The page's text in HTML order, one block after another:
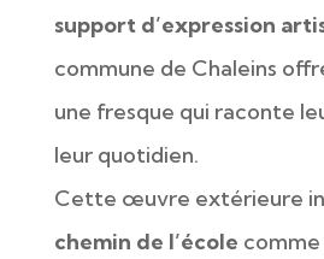
support d’expression
commune de Chaleins
une fresque qui raconte
leur quotidien.
Cette œuvre extérieure
chemin de l’école